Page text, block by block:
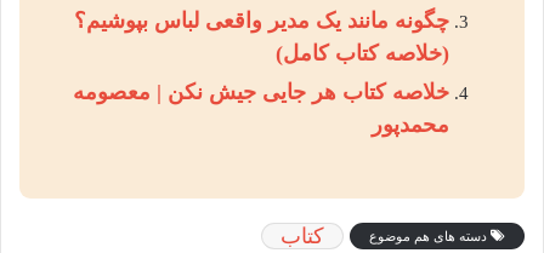
چگونه مانند یک مدیر واقعی لباس بپوشیم؟
(خلاصه کتاب کامل)
خلاصه کتاب هر جایی جیش نکن | معصومه
محمدپور
دسته های هم موضوع کتاب